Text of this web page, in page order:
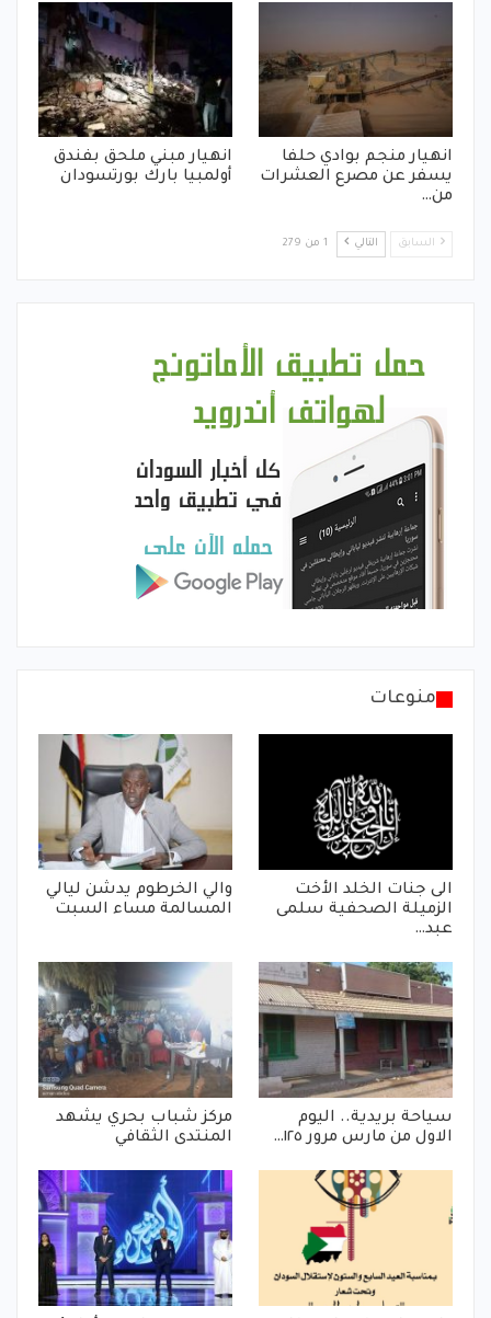
انهيار منجم بوادي حلفا
يسفر عن مصرع العشرات
من…
انهيار مبني ملحق بفندق
أولمبيا بارك بورتسودان
السابق التالي 1 من 279
منوعات
الى جنات الخلد الأخت
الزميلة الصحفية سلمى
عبد…
والي الخرطوم يدشن ليالي
المسالمة مساء السبت
سياحة بريدية.. اليوم
الاول من مارس مرور ١٢٥…
مركز شباب بحري يشهد
المنتدى الثقافي